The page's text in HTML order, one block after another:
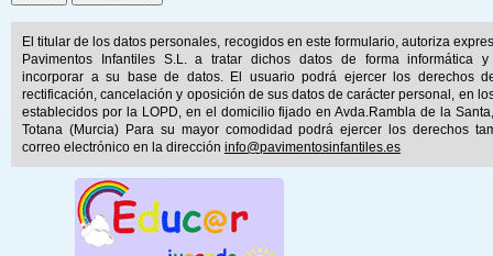
El titular de los datos personales, recogidos en este formulario, autoriza
Pavimentos Infantiles S.L. a tratar dichos datos de forma informática y
incorporar a su base de datos. El usuario podrá ejercer los derechos
rectificación, cancelación y oposición de sus datos de carácter personal, en
establecidos por la LOPD, en el domicilio fijado en Avda.Rambla de la
Totana (Murcia) Para su mayor comodidad podrá ejercer los derechos
correo electrónico en la dirección info@pavimentosinfantiles.es